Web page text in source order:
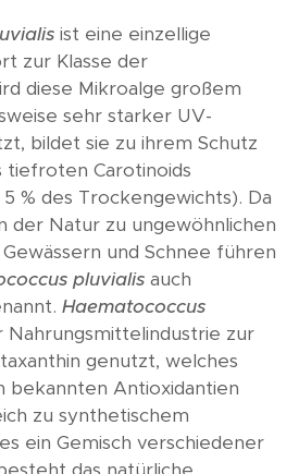
ist eine einzellige
zur Klasse der
diese Mikroalge großem
sehr starker UV-
bildet sie zu ihrem Schutz
tiefroten Carotinoids
% des Trockengewichts). Da
der Natur zu ungewöhnlichen
und Schnee führen
pluvialis auch
Haematococcus
Nahrungsmittelindustrie zur
genutzt, welches
bekannten Antioxidantien
zu synthetischem
ein Gemisch verschiedener
das natürliche